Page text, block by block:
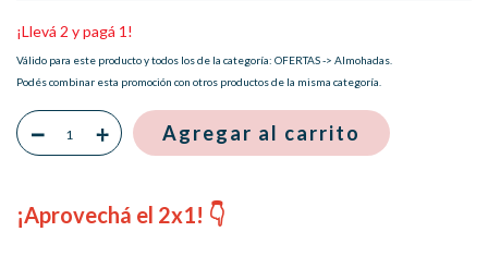
¡Llevá 2 y pagá 1!
Válido para este producto y todos los de la categoría: OFERTAS -> Almohadas.
Podés combinar esta promoción con otros productos de la misma categoría.
¡Aprovechá el 2x1! 👇